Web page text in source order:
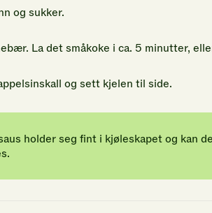
din
vurdering.
og sukker.
La det småkoke i ca. 5 minutter,
og sett kjelen til side.
holder seg fint i kjøleskapet og kan